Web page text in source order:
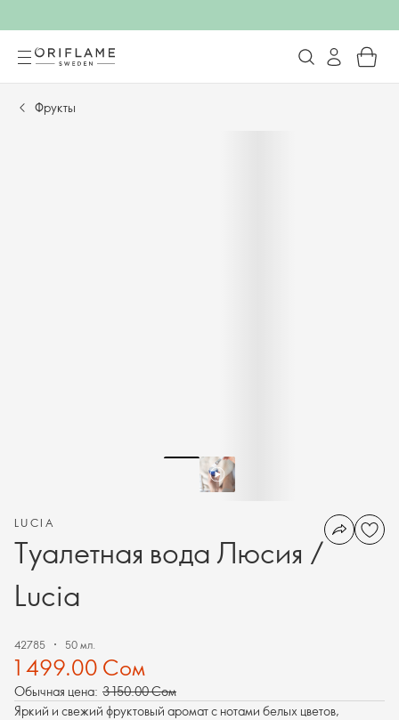
Фрукты
LUCIA
Туалетная вода Люсия /
Lucia
42785 50 мл.
1 499.00 Сом
Обычная цена: 3 150.00 Сом
Яркий и свежий фруктовый аромат с нотами белых цветов,